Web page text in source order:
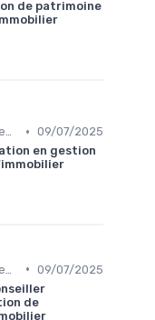
de patrimoine
Stratégies d'Investissement Immobilier • 09/07/2025
en gestion
• 09/07/2025
de